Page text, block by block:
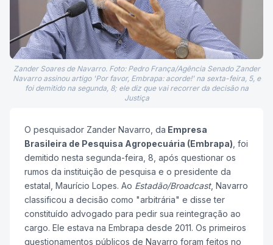
Zander Soares de Navarro. Foto: Pedro França/Agência Senado Zander
Navarro assinou artigo 'Por favor, Embrapa: acorde!' na sexta-feira, 5, e
foi demitido na segunda, 8; ele diz que vai recorrer da decisão na
Justiça
O pesquisador Zander Navarro, da Empresa
Brasileira de Pesquisa Agropecuária (Embrapa) , foi
demitido nesta segunda-feira, 8, após questionar os
rumos da instituição de pesquisa e o presidente da
estatal, Maurício Lopes. Ao Estadão/Broadcast, Navarro
classificou a decisão como "arbitrária" e disse ter
constituído advogado para pedir sua reintegração ao
cargo. Ele estava na Embrapa desde 2011. Os primeiros
questionamentos públicos de Navarro foram feitos no